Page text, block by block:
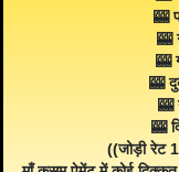
🎰
🎰
🎰
🎰
🎰
🎰
((जोड़ी रेट